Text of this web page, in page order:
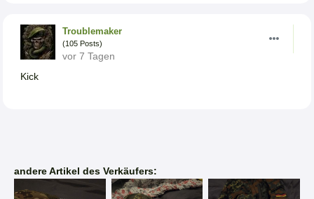
Troublemaker
(105 Posts)
vor 7 Tagen
Kick
andere Artikel des Verkäufers: